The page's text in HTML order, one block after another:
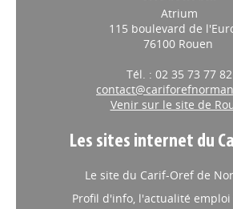
Atrium
115 boulevard de
76100 Rouen
Tél. : 02 35 73 77 82
Venir sur le site de
Les sites internet du
Le site du Carif-Oref de
Profil d'info, l'actualité